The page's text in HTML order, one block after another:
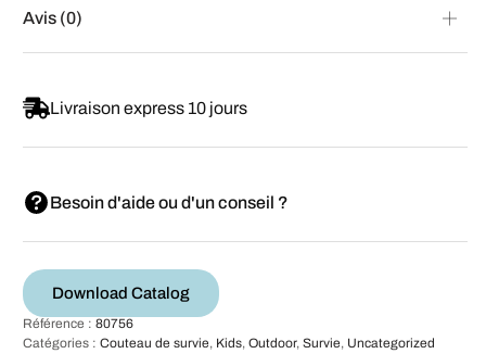
Avis (0)
Livraison express 10 jours
Besoin d'aide ou d'un conseil ?
Download Catalog
Référence : 80756
Catégories : Couteau de survie, Kids, Outdoor, Survie, Uncategorized